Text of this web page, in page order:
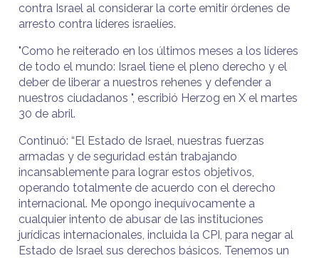
contra Israel al considerar la corte emitir órdenes de
arresto contra líderes israelíes.
"Como he reiterado en los últimos meses a los líderes
de todo el mundo: Israel tiene el pleno derecho y el
deber de liberar a nuestros rehenes y defender a
nuestros ciudadanos ", escribió Herzog en X el martes
30 de abril.
Continuó: “El Estado de Israel, nuestras fuerzas
armadas y de seguridad están trabajando
incansablemente para lograr estos objetivos,
operando totalmente de acuerdo con el derecho
internacional. Me opongo inequívocamente a
cualquier intento de abusar de las instituciones
jurídicas internacionales, incluida la CPI, para negar al
Estado de Israel sus derechos básicos. Tenemos un